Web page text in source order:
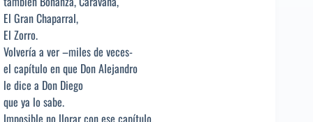
El Gran Chaparral,
El Zorro.
Volvería a ver –miles de veces-
el capítulo en que Don Alejandro
le dice a Don Diego
que ya lo sabe.